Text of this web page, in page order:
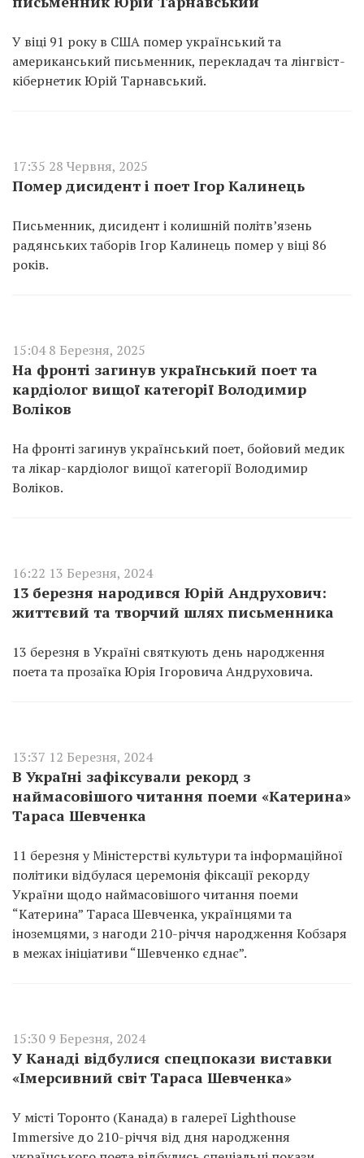
У віці 91 року в США помер український та
американський письменник, перекладач та лінгвіст-
кібернетик Юрій Тарнавський.
17:35 28 Червня, 2025
Помер дисидент і поет Ігор Калинець
Письменник, дисидент і колишній політв’язень
радянських таборів Ігор Калинець помер у віці 86
років.
15:04 8 Березня, 2025
На фронті загинув український поет та
кардіолог вищої категорії Володимир
Воліков
На фронті загинув український поет, бойовий медик
та лікар-кардіолог вищої категорії Володимир
Воліков.
16:22 13 Березня, 2024
13 березня народився Юрій Андрухович:
життєвий та творчий шлях письменника
13 березня в Україні святкують день народження
поета та прозаїка Юрія Ігоровича Андруховича.
13:37 12 Березня, 2024
В Україні зафіксували рекорд з
наймасовішого читання поеми «Катерина»
Тараса Шевченка
11 березня у Міністерстві культури та інформаційної
політики відбулася церемонія фіксації рекорду
України щодо наймасовішого читання поеми
“Катерина” Тараса Шевченка, українцями та
іноземцями, з нагоди 210-річчя народження Кобзаря
в межах ініціативи “Шевченко єднає”.
15:30 9 Березня, 2024
У Канаді відбулися спецпокази виставки
«Імерсивний світ Тараса Шевченка»
У місті Торонто (Канада) в галереї Lighthouse
Immersive до 210-річчя від дня народження